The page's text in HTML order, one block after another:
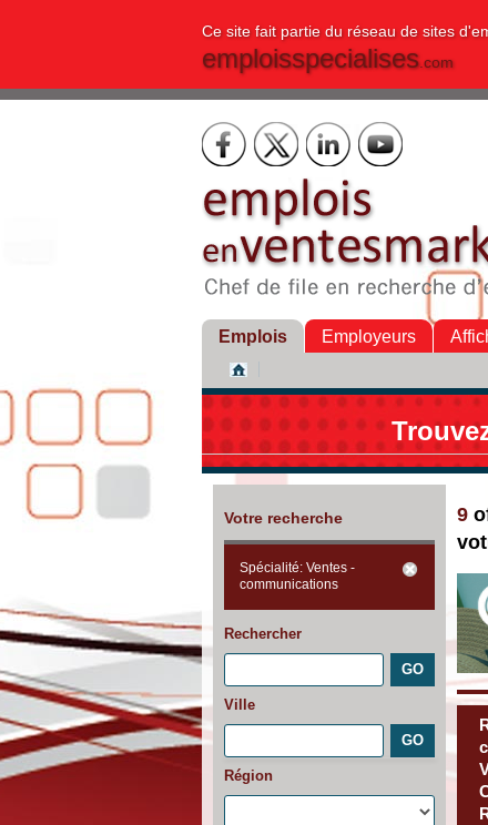
Ce site fait partie du réseau de sites
emploisspecialises.com
Emplois Employeurs
Votre recherche
Spécialité: Ventes -
communications
Rechercher
Ville
Région
9